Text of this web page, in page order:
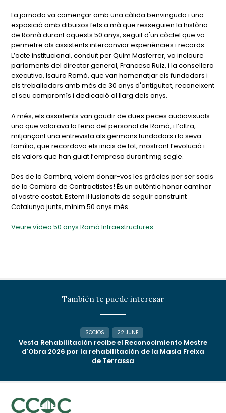
La jornada va començar amb una càlida benvinguda i una
exposició amb dibuixos fets a mà que resseguien la història
de Romà durant aquests 50 anys, seguit d'un còctel que va
permetre als assistents intercanviar experiències i records.
L’acte institucional, conduït per Quim Masferrer, va incloure
parlaments del director general, Francesc Ruiz, i la consellera
executiva, Isaura Romà, que van homenatjar els fundadors i
els treballadors amb més de 30 anys d'antiguitat, reconeixent
el seu compromís i dedicació al llarg dels anys.
A més, els assistents van gaudir de dues peces audiovisuals:
una que valorava la feina del personal de Romà, i l’altra,
mitjançant una entrevista als germans fundadors i la seva
família, que recordava els inicis de tot, mostrant l’evolució i
els valors que han guiat l’empresa durant mig segle.
Des de la Cambra, volem donar-vos les gràcies per ser socis
de la Cambra de Contractistes! És un autèntic honor caminar
al vostre costat. Estem il·lusionats de seguir construint
Catalunya junts, mínim 50 anys més.
Veure vídeo 50 anys Romà Infraestructures
También te puede interesar
SOCIOS 22 JUNE
Vesta Rehabilitación recibe el Reconocimiento Mestre
d'Obra 2026 por la rehabilitación de la Masia Freixa
de Terrassa